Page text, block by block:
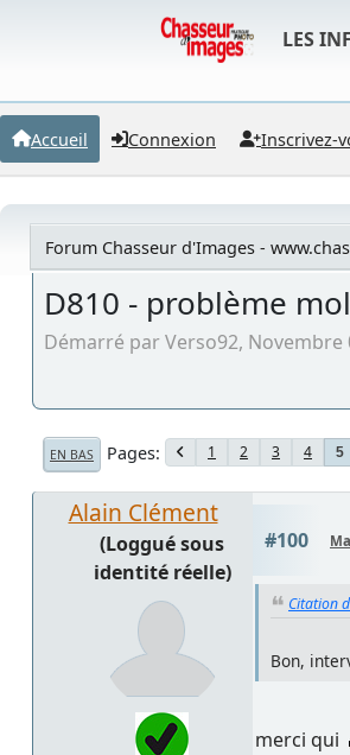
LES
Accueil Connexion Inscrivez-
Forum Chasseur d'Images -
D810 - problème
Démarré par Verso92, Novembre
EN BAS Pages 1 2 3 4 5
Alain Clément
(Loggué sous
identité réelle)
#100
Citation
Bon,
merci qui